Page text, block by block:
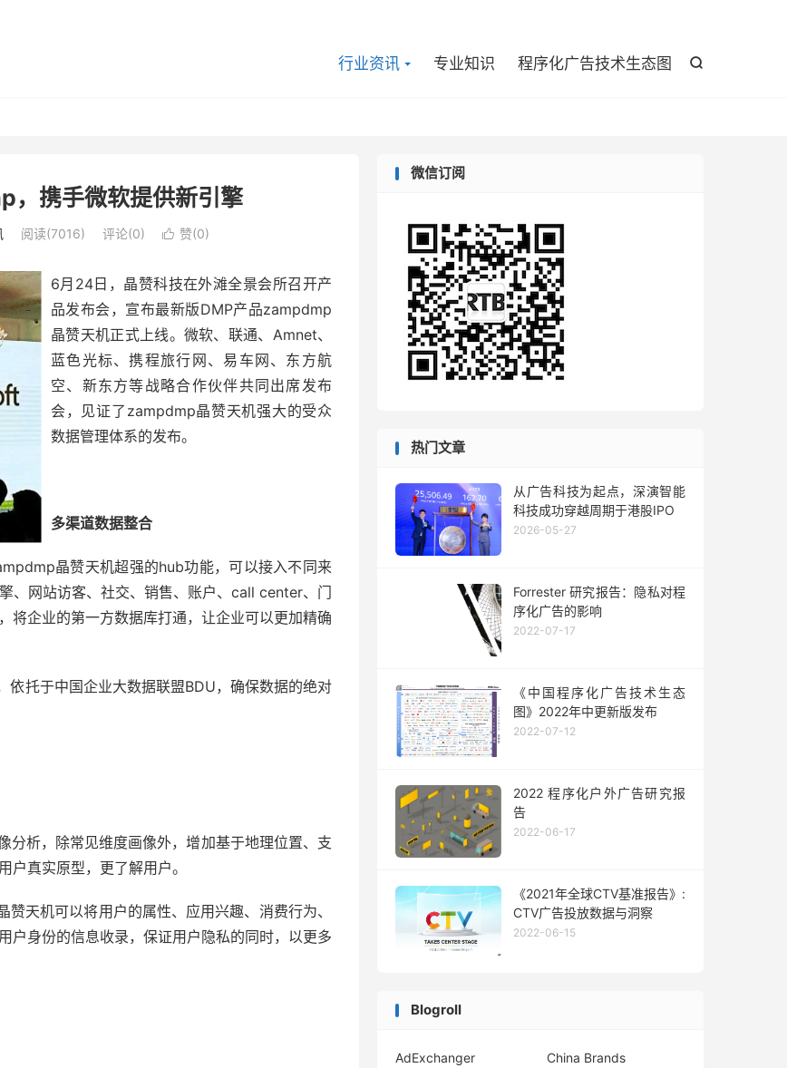

行业资讯 专业知识 程序化广告技术生态图
，携手微软提供新引擎
阅读(7016) 评论(0)  赞(0)
6月24日，晶赞科技在外滩全景会所召开产
品发布会，宣布最新版DMP产品zampdmp
晶赞天机正式上线。微软、联通、Amnet、
蓝色光标、携程旅行网、易车网、东方航
空、新东方等战略合作伙伴共同出席发布
会，见证了zampdmp晶赞天机强大的受众
数据管理体系的发布。
多渠道数据整合
晶赞天机超强的hub功能，可以接入不同来
、网站访客、社交、销售、账户、call center、门
将企业的第一方数据库打通，让企业可以更加精确
托于中国企业大数据联盟BDU，确保数据的绝对
析，除常见维度画像外，增加基于地理位置、支
真实原型，更了解用户。
天机可以将用户的属性、应用兴趣、消费行为、
户身份的信息收录，保证用户隐私的同时，以更多
微信订阅
热门文章
从广告科技为起点，深演智能
科技成功穿越周期于港股IPO
2026-05-27
Forrester 研究报告：隐私对程
序化广告的影响
2022-07-17
《中国程序化广告技术生态
图》2022年中更新版发布
2022-07-12
2022 程序化户外广告研究报
告
2022-06-17
《2021年全球CTV基准报告》:
CTV广告投放数据与洞察
2022-06-15
Blogroll
AdExchanger
China Brands